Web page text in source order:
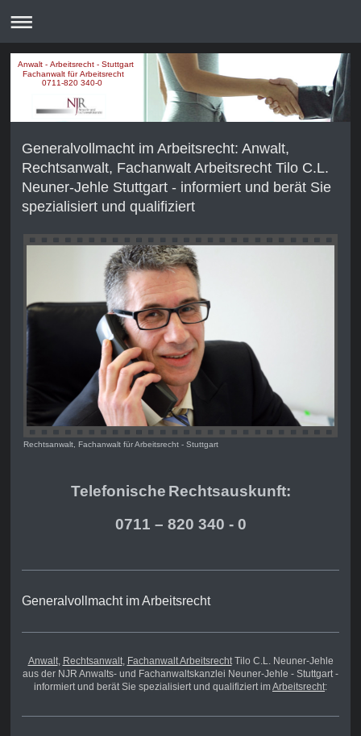
Anwalt - Arbeitsrecht - Stuttgart
Fachanwalt für Arbeitsrecht
0711-820 340-0
Generalvollmacht im Arbeitsrecht: Anwalt,
Rechtsanwalt, Fachanwalt Arbeitsrecht Tilo C.L.
Neuner-Jehle Stuttgart - informiert und berät Sie
spezialisiert und qualifiziert
Rechtsanwalt, Fachanwalt für Arbeitsrecht - Stuttgart
Telefonische Rechtsauskunft:
0711 – 820 340 - 0
Generalvollmacht im Arbeitsrecht
Anwalt, Rechtsanwalt, Fachanwalt ArbeitsrechtTilo C.L. Neuner-Jehle
aus der NJR Anwalts- und Fachanwaltskanzlei Neuner-Jehle - Stuttgart -
informiert und berät Sie spezialisiert und qualifiziert imArbeitsrecht: